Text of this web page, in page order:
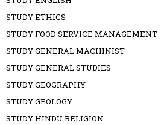
STUDY ETHICS
STUDY FOOD SERVICE MANAGEMENT
STUDY GENERAL MACHINIST
STUDY GENERAL STUDIES
STUDY GEOGRAPHY
STUDY GEOLOGY
STUDY HINDU RELIGION